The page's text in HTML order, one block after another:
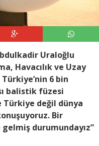
Uraloğlu
Havacılık ve Uzay
6 bin
balistik füzesi
Türkiye değil dünya
Bir
durumundayız”